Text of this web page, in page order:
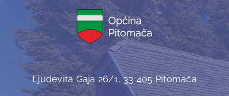
Ljudevita Gaja 26/1, 33 405 Pitomača